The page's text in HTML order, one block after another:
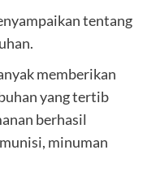
tentang
memberikan
yang tertib
berhasil
minuman